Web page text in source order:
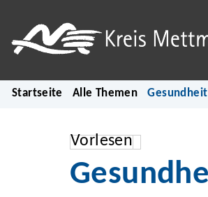
Startseite Alle Themen
Vorlesen